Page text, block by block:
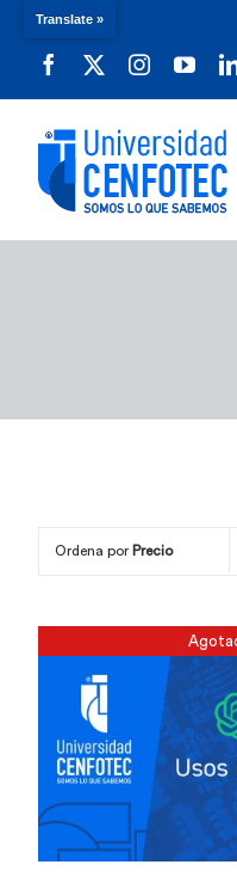
Ordena por Precio
Translate »